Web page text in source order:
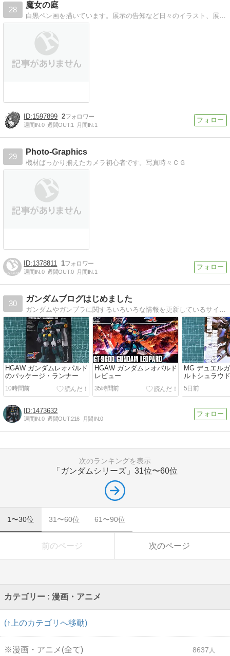
28
魔女の庭
白黒ペン画を描いています。展示の告知など日々のイラスト、展示の告知、好きな絵画、作品文学。時々ガンダム。
1597899 2
週間IN:0 週間OUT:1 月間IN:1
29
Photo-Graphics
機材ばっかり揃えたカメラ初心者です。写真時々ＣＧ
1378811 1
週間IN:0 週間OUT:0 月間IN:1
30
ガンダムブログはじめました
ガンダムやガンプラに関するいろいろな情報を更新しているサイトです。ガンプラレビューをはじめ、わかりやすい製作方法などを紹介。PVは4000万PV以上！
HGAW ガンダムレオパルド
のパッケージ・ランナー
10時間前
HGAW ガンダムレオパルド
レビュー
35時間前
MG デュエル
ルトシュラウ
ジ・ランナー
5日前
1473632
週間IN:0 週間OUT:216 月間IN:0
次のランキングを表示
「ガンダムシリーズ」 31位〜60位
1〜30位 31〜60位 61〜90位
前のページ 次のページ
カテゴリー : 漫画・アニメ
(↑上のカテゴリへ移動)
※漫画・アニメ(全て) 8637